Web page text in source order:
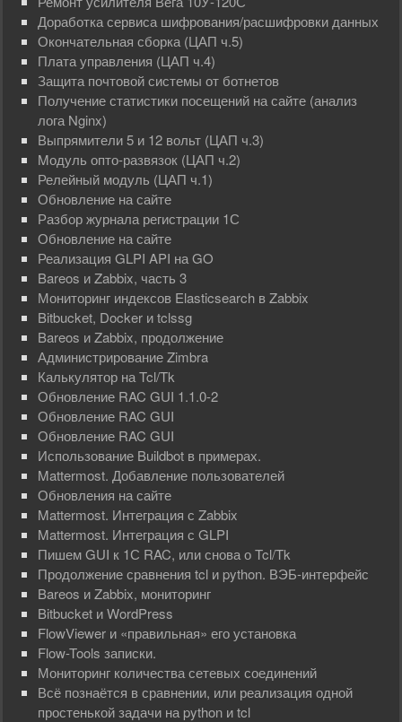
Доработка сервиса шифрования/расшифровки данных
Окончательная сборка (ЦАП ч.5)
Плата управления (ЦАП ч.4)
Защита почтовой системы от ботнетов
Получение статистики посещений на сайте (анализ
лога Nginx)
Выпрямители 5 и 12 вольт (ЦАП ч.3)
Mодуль опто-развязок (ЦАП ч.2)
Релейный модуль (ЦАП ч.1)
Обновление на сайте
Разбор журнала регистрации 1С
Обновление на сайте
Реализация GLPI API на GO
Bareos и Zabbix, часть 3
Мониторинг индексов Elasticsearch в Zabbix
Bitbucket, Docker и tclssg
Bareos и Zabbix, продолжение
Администрирование Zimbra
Калькулятор на Tcl/Tk
Обновление RAC GUI 1.1.0-2
Обновление RAC GUI
Обновление RAC GUI
Использование Buildbot в примерах.
Mattermost. Добавление пользователей
Обновления на сайте
Mattermost. Интеграция с Zabbix
Mattermost. Интеграция с GLPI
Пишем GUI к 1С RAC, или снова о Tcl/Tk
Продолжение сравнения tcl и python. ВЭБ-интерфейс
Bareos и Zabbix, мониторинг
Bitbucket и WordPress
FlowViewer и «правильная» его установка
Flow-Tools записки.
Мониторинг количества сетевых соединений
Всё познаётся в сравнении, или реализация одной
простенькой задачи на python и tcl